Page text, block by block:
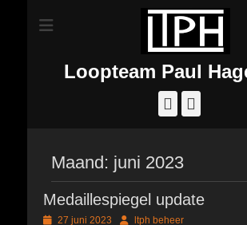
Loopteam Paul
Facebook
Maand: juni 2023
Medaillespiegel update
Geplaatst
27 juni 2023 Authorltph beheer